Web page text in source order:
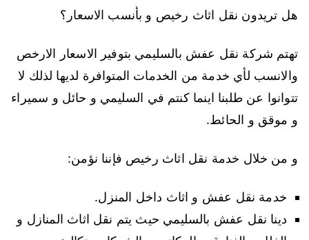
هل تريدون نقل اثاث رخيص و بأنسب الاسعار؟
تهتم شركة نقل عفش بالسليمي بتوفير الاسعار الارخص
والانسب لأي خدمة من الخدمات المتوافرة لديها لذلك لا
تتوانوا عن طلبنا اينما كنتم في السليمي و حائل و سميراء
و موقق و الحائط.
و من خلال خدمة نقل اثاث رخيص فإننا نؤمن:
خدمة نقل عفش و اثاث داخل المنزل.
دينا نقل عفش بالسليمي حيث يتم نقل اثاث المنازل و